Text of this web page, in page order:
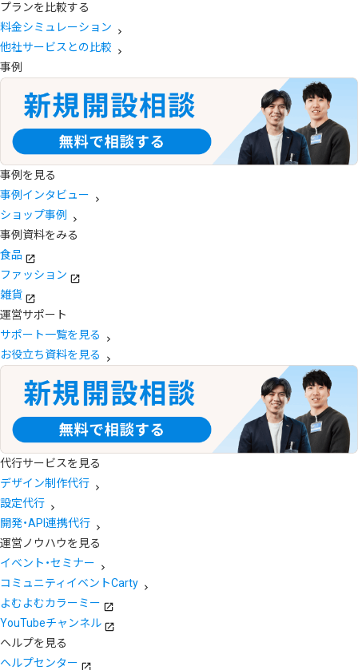
プランを比較する
料金シミュレーション
他社サービスとの比較
事例
事例を見る
事例インタビュー
ショップ事例
事例資料をみる
食品
ファッション
雑貨
運営サポート
サポート一覧を見る
お役立ち資料を見る
代行サービスを見る
デザイン制作代行
設定代行
開発・API連携代行
運営ノウハウを見る
イベント・セミナー
コミュニティイベントCarty
よむよむカラーミー
YouTubeチャンネル
ヘルプを見る
ヘルプセンター